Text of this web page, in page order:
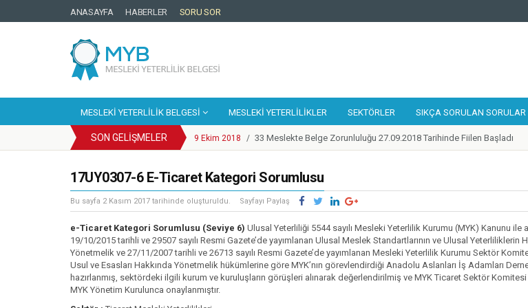
ANASAYFA HABERLER SORU SOR
MESLEKI YETERLILIK BELGESI MESLEKI YETERLILIKLER SEKTÖRLER SIKÇA SORULAN SORULAR
SON GELIŞMELER 9 Ekim 2018 / 33 Meslekte Belge Zorunluluğu 27.09.2018 Tarihinde Fiilen Başladı
25 Eylül 2018 / YBK Paydaş Calıştayı 19-21 Eylül 2018 Tarihlerinde Gerçekleştirildi
25 Eylül 2018 / Türkiye Yeterlilikler Çerçevesi Kurulu 17. Toplantısı Gerçekleştirildi
14 Mayıs 2018 / Motosikletli Kurye Taslak Yeterliliği Hazırlandı
20 Mart 2018 / Enerji Sektöründe 1 Adet Ulusal Yeterlilik Güncellendi
6 Mart 2018 / Mesleki Yeterlilik Belgesi'ne Sahip Nitelikli İşgücü Sayısı 300.000'e
1 Şubat 2018 / Kosgeb Genel Destek Programı Mesleki Yeterlilik Teşvikleri
9 Mart 2018 / Metal Sektöründe Belirlenen Yeni Yeterlilikler
Europass Merkezleri Ağı 2018 Yılı Toplantısı Mesleki Yeterlilik
17UY0307-6 E-Ticaret Kategori Sorumlusu
Bu sayfa 2 Kasım 2017 tarihinde oluşturuldu. Sayfayı Paylaş
e-Ticaret Kategori Sorumlusu (Seviye 6) Ulusal Yeterliliği 5544 sayılı Mesleki Yeterlilik Kurumu (MYK) Kanunu ile
19/10/2015 tarihli ve 29507 sayılı Resmi Gazete’de yayımlanan Ulusal Meslek Standartlarının ve Ulusal Yeterliliklerin
Yönetmelik ve 27/11/2007 tarihli ve 26713 sayılı Resmi Gazete’de yayımlanan Mesleki Yeterlilik Kurumu Sektör
Usul ve Esasları Hakkında Yönetmelik hükümlerine göre MYK’nın görevlendirdiği Anadolu Aslanları İş Adamları
hazırlanmış, sektördeki ilgili kurum ve kuruluşların görüşleri alınarak değerlendirilmiş ve MYK Ticaret Sektör
MYK Yönetim Kurulunca onaylanmıştır.